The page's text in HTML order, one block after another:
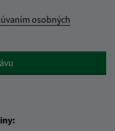
osobných